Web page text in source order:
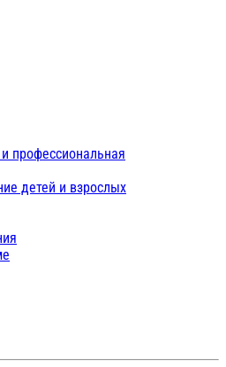
профессиональная
детей и взрослых